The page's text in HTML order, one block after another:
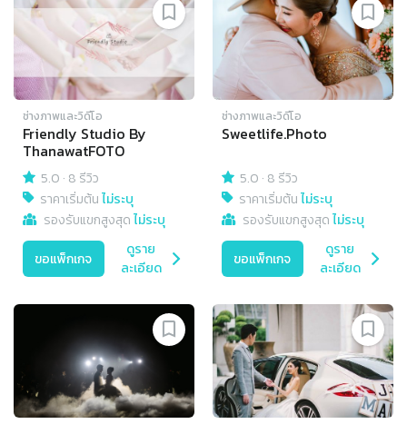
ช่างภาพและวิดีโอ
Friendly Studio By
ThanawatFOTO
5.0 · 8 รีวิว
ราคาเริ่มต้นไม่ระบุ
รองรับแขกสูงสุดไม่ระบุ
ขอแพ็กเกจ
ดูราย
ละเอียด
ช่างภาพและวิดีโอ
Sweetlife.Photo
5.0 · 8 รีวิว
ราคาเริ่มต้นไม่ระบุ
รองรับแขกสูงสุดไม่ระบุ
ขอแพ็กเกจ
ดูราย
ละเอียด